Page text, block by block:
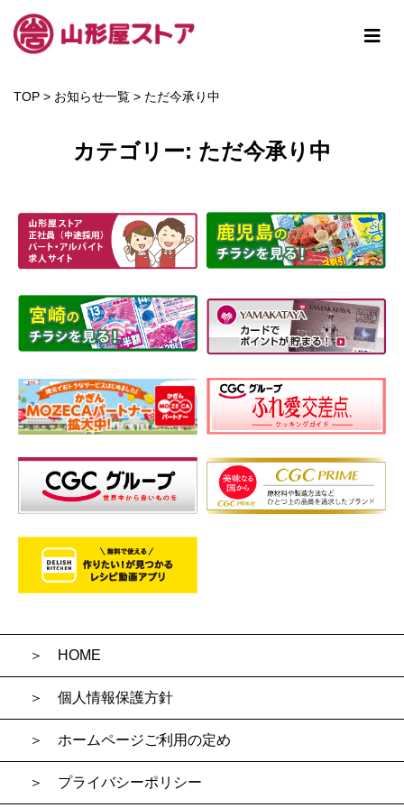
TOP > お知らせ一覧 > ただ今承り中
カテゴリー: ただ今承り中
HOME
個人情報保護方針
ホームページご利用の定め
プライバシーポリシー